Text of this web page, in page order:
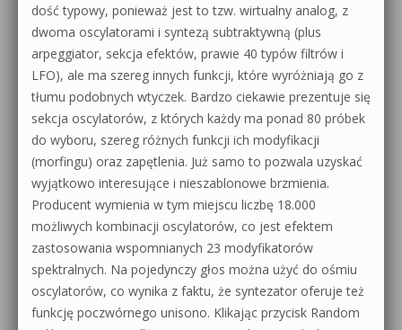
dość typowy, ponieważ jest to tzw. wirtualny analog, z
dwoma oscylatorami i syntezą subtraktywną (plus
arpeggiator, sekcja efektów, prawie 40 typów filtrów i
LFO), ale ma szereg innych funkcji, które wyróżniają go z
tłumu podobnych wtyczek. Bardzo ciekawie prezentuje się
sekcja oscylatorów, z których każdy ma ponad 80 próbek
do wyboru, szereg różnych funkcji ich modyfikacji
(morfingu) oraz zapętlenia. Już samo to pozwala uzyskać
wyjątkowo interesujące i nieszablonowe brzmienia.
Producent wymienia w tym miejscu liczbę 18.000
możliwych kombinacji oscylatorów, co jest efektem
zastosowania wspomnianych 23 modyfikatorów
spektralnych. Na pojedynczy głos można użyć do ośmiu
oscylatorów, co wynika z faktu, że syntezator oferuje też
funkcję poczwórnego unisono. Klikając przycisk Random